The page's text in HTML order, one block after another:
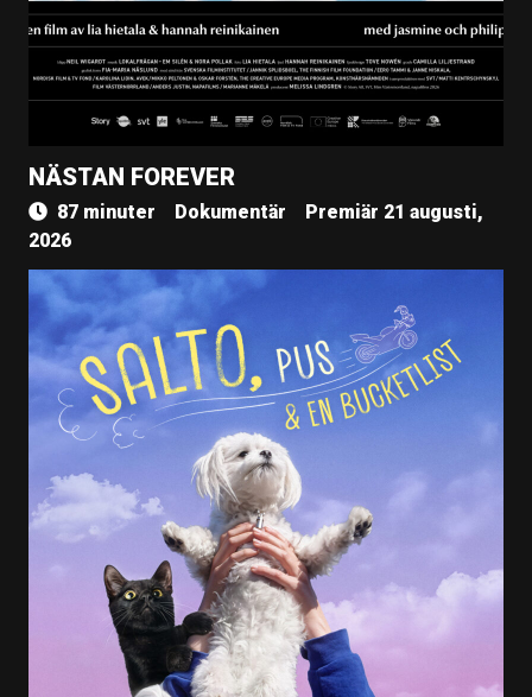
NÄSTAN FOREVER
87 minuter Dokumentär
Premiär 21 augusti,
2026